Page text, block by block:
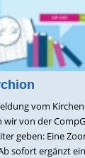
vom
von der
geben: Eine
sofort ergänzt